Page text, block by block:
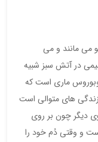
می مانند و می
در آتش سبز شبیه
ماری است که
های متوالی است
دیگر چون بر روی
و وقتی دُم خود را